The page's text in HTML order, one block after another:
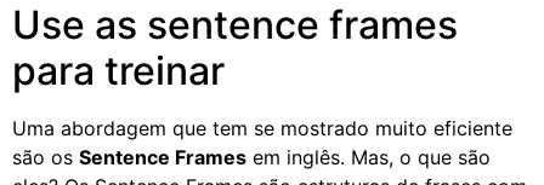
Use as sentence frames
para treinar
Uma abordagem que tem se mostrado muito eficiente
são os Sentence Frames em inglês. Mas, o que são